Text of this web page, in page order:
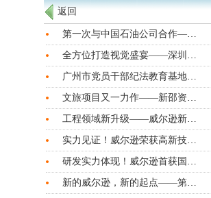
返回
第一次与中国石油公司合作——大庆油田生态园冰雪嘉年华声光秀
全方位打造视觉盛宴——深圳银湖会议中心宴会厅5D全息激光沉浸系统
广州市党员干部纪法教育基地礼堂3D LED电影屏幕
文旅项目又一力作——新邵资江沿江风光带
工程领域新升级——威尔逊新增两大工程专业承包资质
实力见证！威尔逊荣获高新技术企业认定！
研发实力体现！威尔逊首获国家发明专利证书！
新的威尔逊，新的起点——第二次乔迁之喜